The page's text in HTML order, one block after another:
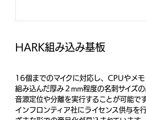
HARK組み込み基板
16個までのマイクに対応し、CPUやメ
組み込んだ厚み２mm程度の名刺サイズ
音源定位や分離を実行することが可能で
インフロンティア社にライセンス供与を